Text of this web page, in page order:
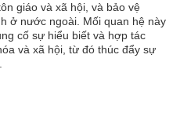
giáo và xã hội, và bảo vệ
ở nước ngoài. Mối quan hệ này
cố sự hiểu biết và hợp tác
và xã hội, từ đó thúc đẩy sự